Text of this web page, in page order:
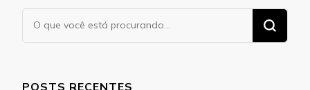
Procurando
algo?
POSTS RECENTES